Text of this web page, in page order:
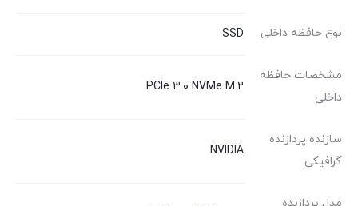
نوع حافظه داخلی SSD
مشخصات حافظه
داخلی
PCIe ۳.۰ NVMe M.۲
سازنده پردازنده
گرافیکی
NVIDIA